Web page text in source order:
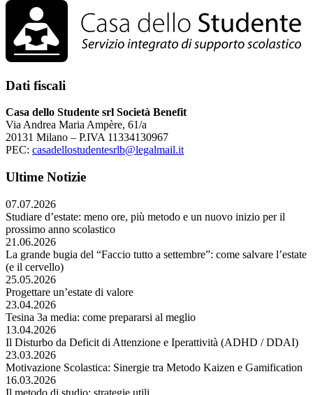
Dati fiscali
Casa dello Studente srl Società Benefit
Via Andrea Maria Ampère, 61/a
20131 Milano – P.IVA 11334130967
PEC: casadellostudentesrlb@legalmail.it
Ultime Notizie
07.07.2026
Studiare d’estate: meno ore, più metodo e un nuovo inizio per il
prossimo anno scolastico
21.06.2026
La grande bugia del “Faccio tutto a settembre”: come salvare l’estate
(e il cervello)
25.05.2026
Progettare un’estate di valore
23.04.2026
Tesina 3a media: come prepararsi al meglio
13.04.2026
Il Disturbo da Deficit di Attenzione e Iperattività (ADHD / DDAI)
23.03.2026
Motivazione Scolastica: Sinergie tra Metodo Kaizen e Gamification
16.03.2026
Il metodo di studio: strategie utili